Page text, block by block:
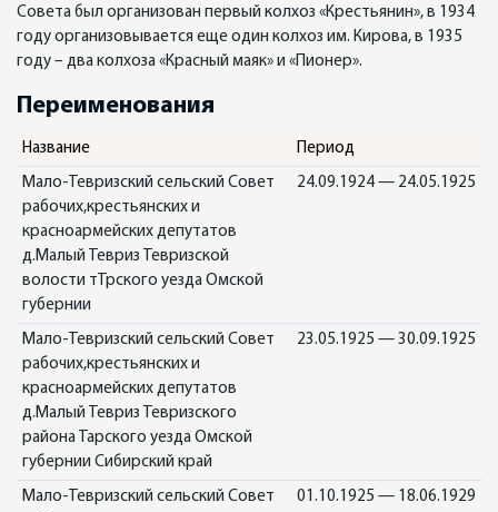
Совета был организован первый колхоз «Крестьянин», в 1934
году организовывается еще один колхоз им. Кирова, в 1935
году – два колхоза «Красный маяк» и «Пионер».
Переименования
Название Период
Мало-Тевризский сельский Совет
рабочих,крестьянских и
красноармейских депутатов
д.Малый Тевриз Тевризской
волости тТрского уезда Омской
губернии
24.09.1924 — 24.05.1925
Мало-Тевризский сельский Совет
рабочих,крестьянских и
красноармейских депутатов
д.Малый Тевриз Тевризского
района Тарского уезда Омской
губернии Сибирский край
23.05.1925 — 30.09.1925
Мало-Тевризский сельский Совет
01.10.1925 — 18.06.1929